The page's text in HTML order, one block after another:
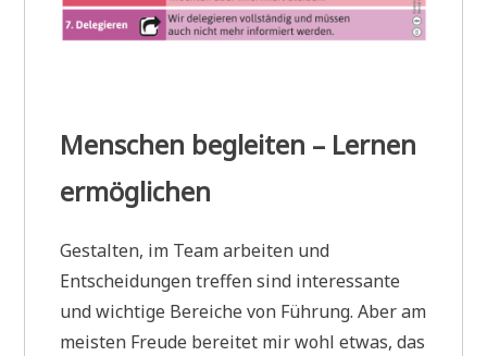
Menschen begleiten – Lernen
ermöglichen
Gestalten, im Team arbeiten und
Entscheidungen treffen sind interessante
und wichtige Bereiche von Führung. Aber am
meisten Freude bereitet mir wohl etwas, das